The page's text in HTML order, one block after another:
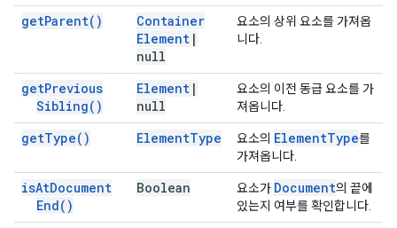
getParent( )
Container
Element |
null
요소의 상위 요소를 가져옵
니다.
getPrevious
Sibling( )
Element |
null
요소의 이전 동급 요소를 가
져옵니다.
getType( ) ElementType 요소의 ElementType를
가져옵니다.
isAtDocument
End( )
Boolean 요소가 Document의 끝에
있는지 여부를 확인합니다.